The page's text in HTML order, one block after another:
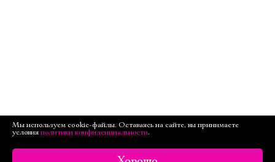
Мы используем cookie-файлы. Оставаясь на сайте, вы принимаете
условия политики конфиденциальности.